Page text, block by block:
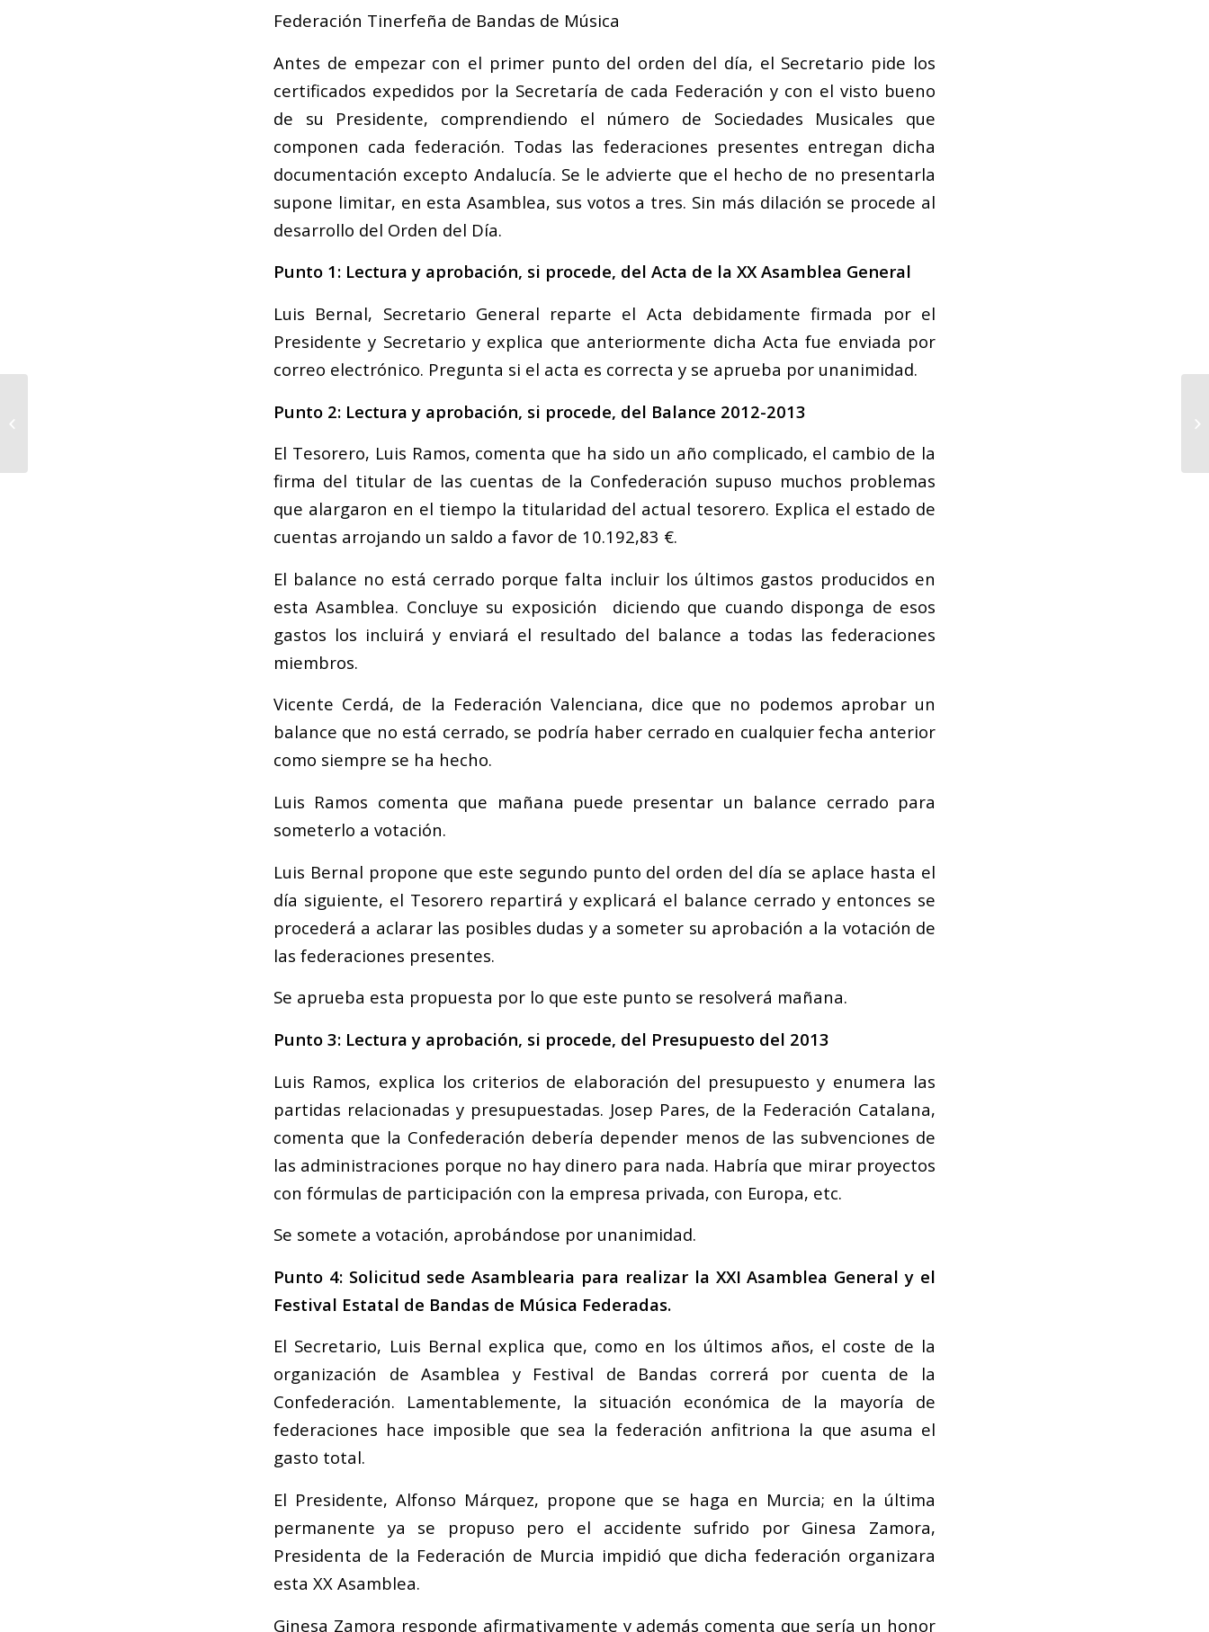
Federación Tinerfeña de Bandas de Música
Antes de empezar con el primer punto del orden del día, el Secretario pide los
certificados expedidos por la Secretaría de cada Federación y con el visto bueno
de su Presidente, comprendiendo el número de Sociedades Musicales que
componen cada federación. Todas las federaciones presentes entregan dicha
documentación excepto Andalucía. Se le advierte que el hecho de no presentarla
supone limitar, en esta Asamblea, sus votos a tres. Sin más dilación se procede al
desarrollo del Orden del Día.
Punto 1: Lectura y aprobación, si procede, del Acta de la XX Asamblea General
Luis Bernal, Secretario General reparte el Acta debidamente firmada por el
Presidente y Secretario y explica que anteriormente dicha Acta fue enviada por
correo electrónico. Pregunta si el acta es correcta y se aprueba por unanimidad.
Punto 2: Lectura y aprobación, si procede, del Balance 2012-2013
El Tesorero, Luis Ramos, comenta que ha sido un año complicado, el cambio de la
firma del titular de las cuentas de la Confederación supuso muchos problemas
que alargaron en el tiempo la titularidad del actual tesorero. Explica el estado de
cuentas arrojando un saldo a favor de 10.192,83 €.
El balance no está cerrado porque falta incluir los últimos gastos producidos en
esta Asamblea. Concluye su exposición diciendo que cuando disponga de esos
gastos los incluirá y enviará el resultado del balance a todas las federaciones
miembros.
Vicente Cerdá, de la Federación Valenciana, dice que no podemos aprobar un
balance que no está cerrado, se podría haber cerrado en cualquier fecha anterior
como siempre se ha hecho.
Luis Ramos comenta que mañana puede presentar un balance cerrado para
someterlo a votación.
Luis Bernal propone que este segundo punto del orden del día se aplace hasta el
día siguiente, el Tesorero repartirá y explicará el balance cerrado y entonces se
procederá a aclarar las posibles dudas y a someter su aprobación a la votación de
las federaciones presentes.
Se aprueba esta propuesta por lo que este punto se resolverá mañana.
Punto 3: Lectura y aprobación, si procede, del Presupuesto del 2013
Luis Ramos, explica los criterios de elaboración del presupuesto y enumera las
partidas relacionadas y presupuestadas. Josep Pares, de la Federación Catalana,
comenta que la Confederación debería depender menos de las subvenciones de
las administraciones porque no hay dinero para nada. Habría que mirar proyectos
con fórmulas de participación con la empresa privada, con Europa, etc.
Se somete a votación, aprobándose por unanimidad.
Punto 4: Solicitud sede Asamblearia para realizar la XXI Asamblea General y el
Festival Estatal de Bandas de Música Federadas.
El Secretario, Luis Bernal explica que, como en los últimos años, el coste de la
organización de Asamblea y Festival de Bandas correrá por cuenta de la
Confederación. Lamentablemente, la situación económica de la mayoría de
federaciones hace imposible que sea la federación anfitriona la que asuma el
gasto total.
El Presidente, Alfonso Márquez, propone que se haga en Murcia; en la última
permanente ya se propuso pero el accidente sufrido por Ginesa Zamora,
Presidenta de la Federación de Murcia impidió que dicha federación organizara
esta XX Asamblea.
Ginesa Zamora responde afirmativamente y además comenta que sería un honor